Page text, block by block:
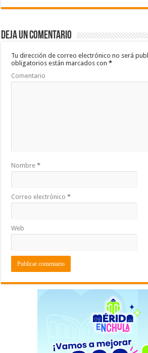
e
b
o
o
k
tt
er
at
sA
p
p
m
ar
ti
Deja un comentario
Tu dirección de correo electrónico no será
obligatorios están marcados con*
Comentario
Nombre*
Correo electrónico*
Web